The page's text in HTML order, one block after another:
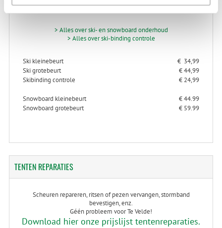
> Alles over ski- en snowboard onderhoud
> Alles over ski-binding controle
Ski kleinebeurt
€ 34,99
Ski grotebeurt
€ 44,99
Skibinding controle
€ 24,99
Snowboard kleinebeurt
€ 44.99
Snowboard grotebeurt
€ 59.99
TENTENREPARATIES
Scheuren repareren, ritsen of pezen vervangen, stormband
bevestigen, enz.
Géén probleem voor Te Velde!
Download hier onze prijslijst tentenreparaties.